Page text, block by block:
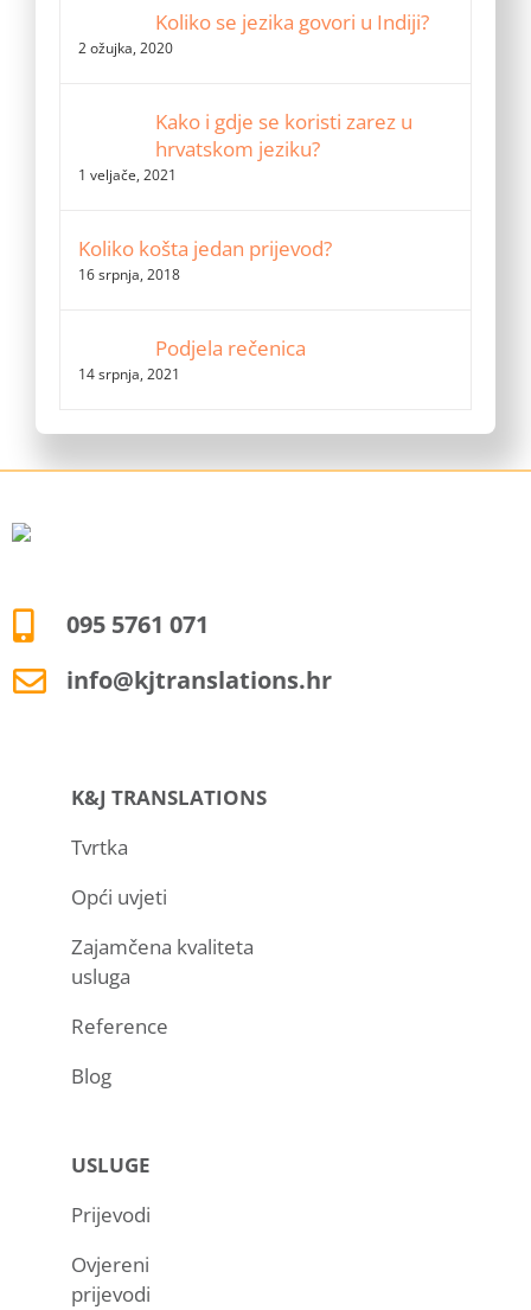
Koliko se jezika govori u Indiji?
2 ožujka, 2020
Kako i gdje se koristi zarez u
hrvatskom jeziku?
1 veljače, 2021
Koliko košta jedan prijevod?
16 srpnja, 2018
Podjela rečenica
14 srpnja, 2021
095 5761 071
info@kjtranslations.hr
K&J TRANSLATIONS
Tvrtka
Opći uvjeti
Zajamčena kvaliteta
usluga
Reference
Blog
USLUGE
Prijevodi
Ovjereni
prijevodi